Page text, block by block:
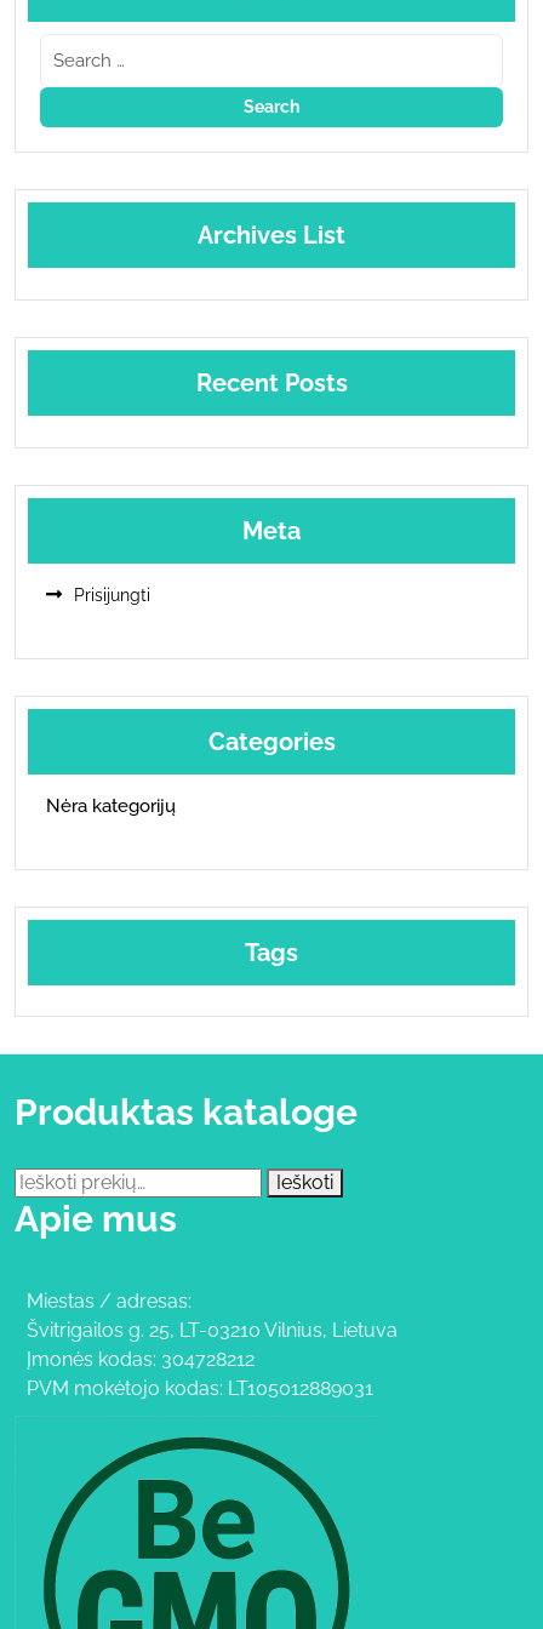
Archives List
Recent Posts
Meta
Prisijungti
Categories
Nėra kategorijų
Tags
Produktas kataloge
Ieškoti: Ieškoti
Apie mus
Miestas / adresas:
Švitrigailos g. 25, LT-03210 Vilnius, Lietuva
Įmonės kodas: 304728212
PVM mokėtojo kodas: LT105012889031